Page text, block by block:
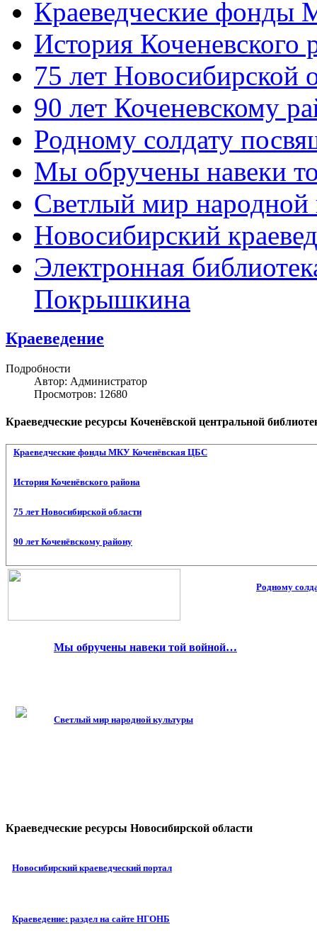
Краеведческие
История Коченевского
75 лет Новосибирской
90 лет Коченевскому
Родному солдату
Мы обручены навеки
Светлый мир народной
Новосибирский
Электронная
Покрышкина
Краеведение
Подробности
Автор: Администратор
Просмотров: 12680
Краеведческие ресурсы Коченёвской центральной
Краеведческие фонды МКУ Коченёвская ЦБС
История Коченёвского района
75 лет Новосибирской области
90 лет Коченёвскому району
Родному
Мы обручены навеки той войной…
Светлый мир народной культуры
Краеведческие ресурсы Новосибирской области
Новосибирский краеведческий портал
Краеведение: раздел на сайте НГОНБ